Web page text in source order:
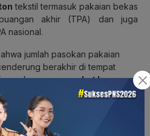
tekstil termasuk pakaian bekas
akhir (TPA) dan juga
nasional.
jumlah pasokan pakaian
berakhir di tempat
pasokan,masyarakat kurang
. Tetapi, yang menjadi
harga pada pakaian bekas itu
memiliki hak untuk
pelayanan dan usaha yang